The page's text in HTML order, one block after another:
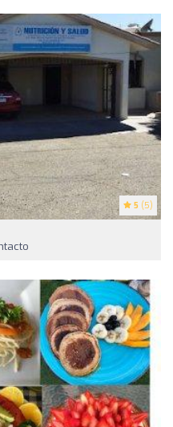
5 (5)